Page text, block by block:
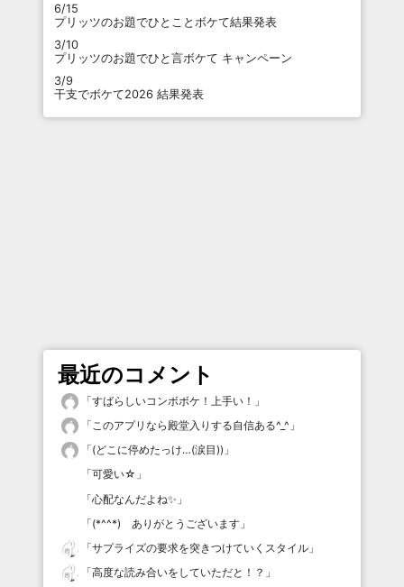
6/15
プリッツのお題でひとことボケて結果発表
3/10
プリッツのお題でひと言ボケて キャンペーン
3/9
干支でボケて2026 結果発表
最近のコメント
「すばらしいコンボボケ！上手い！ 」
「このアプリなら殿堂入りする自信ある^_^ 」
「(どこに停めたっけ…(涙目)) 」
「可愛い☆ 」
「心配なんだよね✨ 」
「(*^^*) ありがとうございます 」
「サプライズの要求を突きつけていくスタイル 」
「高度な読み合いをしていただと！？ 」